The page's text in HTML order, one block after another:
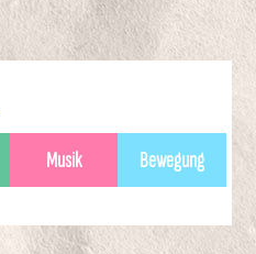
Musik Bewegung